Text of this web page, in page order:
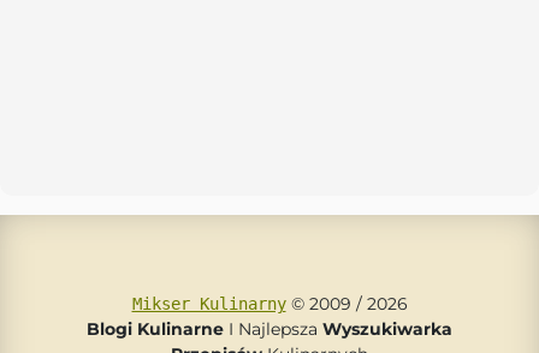
Mikser Kulinarny© 2009 / 2026
Blogi Kulinarne I Najlepsza Wyszukiwarka